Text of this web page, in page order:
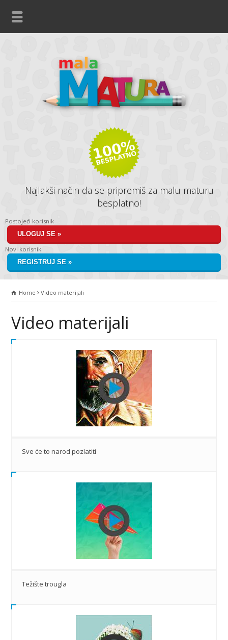
Najlakši način da se pripremiš za malu maturu
besplatno!
Postojeći korisnik
ULOGUJ SE »
Novi korisnik
REGISTRUJ SE »
Home Video materijali
Video materijali
Sve će to narod pozlatiti
Težište trougla